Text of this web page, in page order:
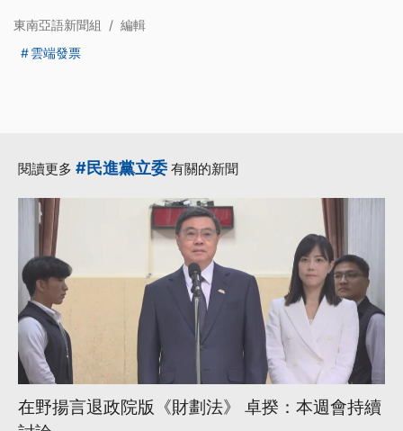
東南亞語新聞組 / 編輯
雲端發票
閱讀更多 #民進黨立委 有關的新聞
在野揚言退政院版《財劃法》 卓揆：本週會持續